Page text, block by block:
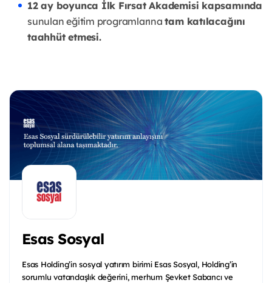
12 ay boyunca İlk Fırsat Akademisi kapsamında
sunulan eğitim programlarınatam katılacağını
taahhüt etmesi.
Esas Sosyal
Esas Holding’in sosyal yatırım birimi Esas Sosyal, Holding’in
sorumlu vatandaşlık değerini, merhum Şevket Sabancı ve